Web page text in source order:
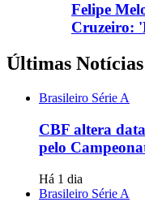
Felipe
Cruzeiro:
Últimas Notícias
Brasileiro Série A
CBF altera
pelo
Há 1 dia
Brasileiro Série A